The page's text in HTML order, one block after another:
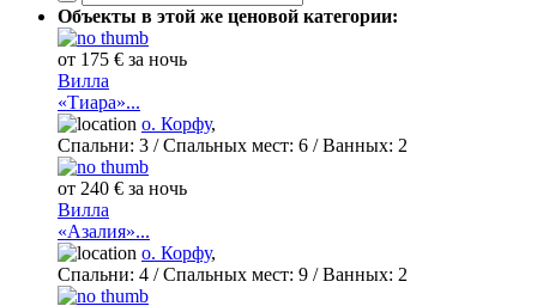
Объекты в этой же ценовой категории:
от 175 € за ночь
Вилла
«Тиара»...
о. Корфу,
Спальни: 3 / Спальных мест: 6 /Ванных: 2
от 240 € за ночь
Вилла
«Азалия»...
о. Корфу,
Спальни: 4 / Спальных мест: 9 /Ванных: 2